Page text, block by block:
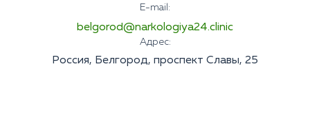
E-mail:
belgorod@narkologiya24.clinic
Адрес:
Россия, Белгород, проспект Славы, 25